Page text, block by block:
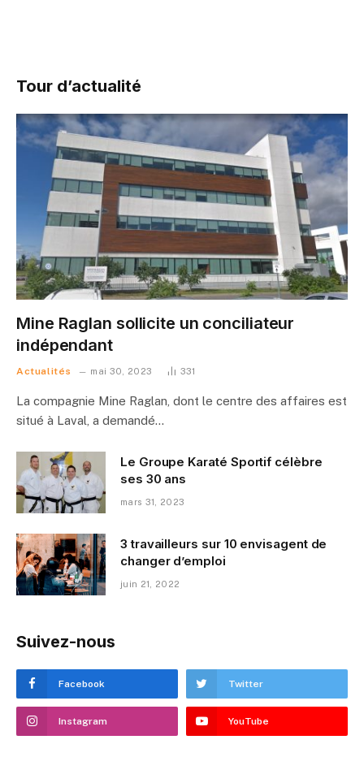
Tour d’actualité
Mine Raglan sollicite un conciliateur
indépendant
Actualités mai 30, 2023 331
La compagnie Mine Raglan, dont le centre des affaires est
situé à Laval, a demandé…
Le Groupe Karaté Sportif célèbre
ses 30 ans
mars 31, 2023
3 travailleurs sur 10 envisagent de
changer d’emploi
juin 21, 2022
Suivez-nous
Facebook Twitter
Instagram YouTube